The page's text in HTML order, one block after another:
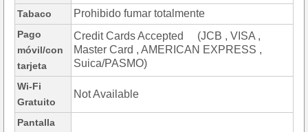
Tabaco Prohibido fumar totalmente
Pago
móvil/con
tarjeta
Credit Cards Accepted (JCB , VISA ,
Master Card , AMERICAN EXPRESS ,
Suica/PASMO)
Wi-Fi
Gratuito
Not Available
Pantalla